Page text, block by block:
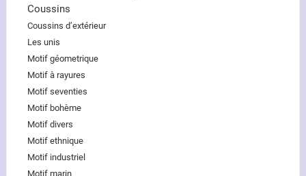
Coussins
Coussins d’extérieur
Les unis
Motif géometrique
Motif à rayures
Motif seventies
Motif bohème
Motif divers
Motif ethnique
Motif industriel
Motif marin